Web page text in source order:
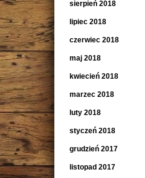
sierpień 2018
lipiec 2018
czerwiec 2018
maj 2018
kwiecień 2018
marzec 2018
luty 2018
styczeń 2018
grudzień 2017
listopad 2017